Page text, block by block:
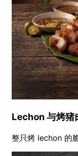
Lechon 与烤猪
整只烤 lechon 的